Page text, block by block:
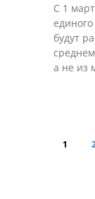
С 1
будут
а не из
1